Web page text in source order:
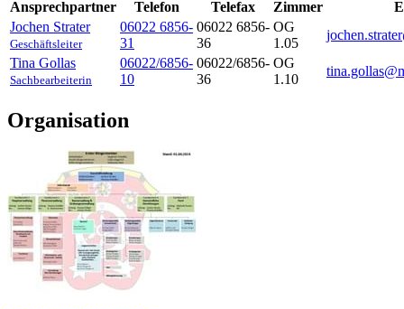
Ansprechpartner Telefon Telefax Zimmer
Jochen Strater
Geschäftsleiter
06022 6856-
31
06022 6856-
36
OG
1.05
Tina Gollas
Sachbearbeiterin
06022/6856-
10
06022/6856-
36
OG
1.10
Organisation